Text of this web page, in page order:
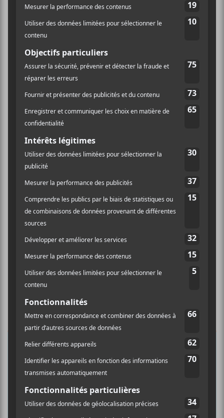
4848 Boul. St-Laurent
Map
Festival International de
Jazz de Montréal 2023 | Jour 9 de Montréal 2023 | Jour 10
INSCRIPTION À L’INFOLETTRE
Ne manquez pas les dernières
nouvelles!
Abonnez-vous à l’infolettre du Canal
Auditif pour tout savoir de l’actualité
musicale, découvrir vos nouveaux
albums préférés et revivre les
concerts de la veille.